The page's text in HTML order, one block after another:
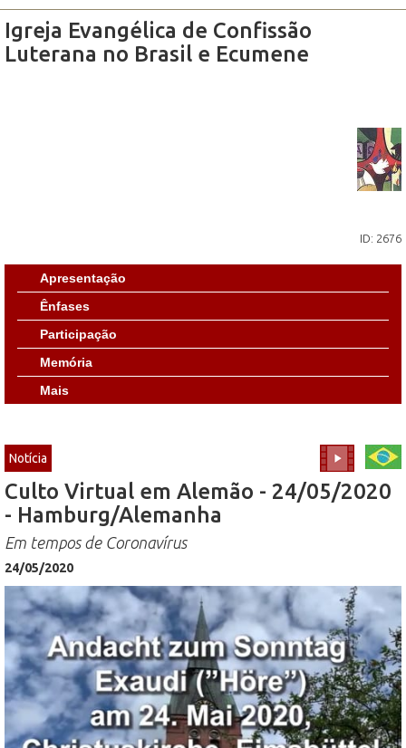
Igreja Evangélica de Confissão
Luterana no Brasil e Ecumene
ID: 2676
Apresentação
Ênfases
Participação
Memória
Mais
Notícia
Culto Virtual em Alemão - 24/05/2020
- Hamburg/Alemanha
Em tempos de Coronavírus
24/05/2020